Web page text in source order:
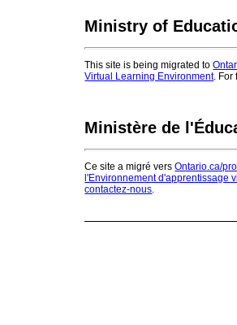
Ministry of
This site is being migrated to
Virtual Learning Environment. For
Ministère de
Ce site a migré versOntario.ca/
l'Environnement d'apprentissage
contactez-nous